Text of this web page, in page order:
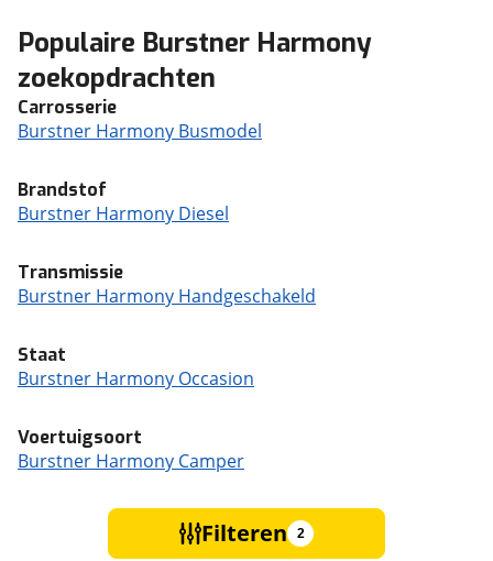
Populaire Burstner Harmony
zoekopdrachten
Carrosserie
Burstner Harmony Busmodel
Brandstof
Burstner Harmony Diesel
Transmissie
Burstner Harmony Handgeschakeld
Staat
Burstner Harmony Occasion
Voertuigsoort
Burstner Harmony Camper
Filteren 2